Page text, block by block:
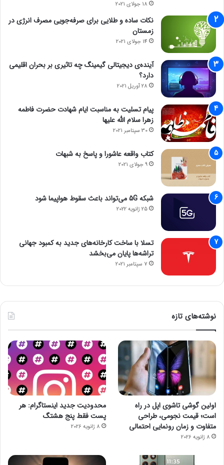
18 جولای 2021
نکات ساده و طلایی برای صرفه‌جویی مصرف انرژی در
زمستان
14 جولای 2021
آینده‌ی دیجیتالی گیمینگ چه تاثیری بر بحران اقلیمی
دارد؟
28 آوریل 2021
پیام تسلیت به مناسبت ایام شهادت حضرت فاطمه
زهرا سلام الله علیها
30 سپتامبر 2021
کتاب واقعه عاشورا و پاسخ به شبهات
9 جولای 2021
شبکه 5G می‌تواند باعث سقوط هواپیما شود
25 ژانویه 2022
تسلا با ساخت کارخانه‌های جدید به کمبود جهانی
تراشه‌ها پایان می‌بخشد
7 سپتامبر 2021
نوشته‌های تازه
اولین گوشی تاشوی اپل در راه
است؛ قیمت نجومی، طراحی
متفاوت و زمان رونمایی احتمالی
8 ژانویه 2026
محدودیت جدید اینستاگرام: هر
پست فقط پنج هشتگ
8 ژانویه 2026